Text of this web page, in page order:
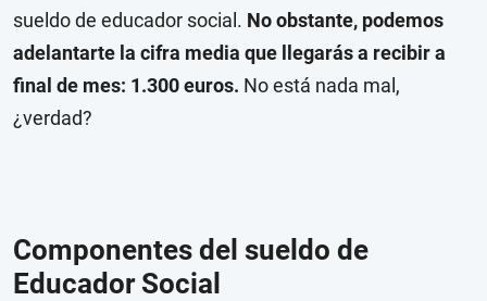
sueldo de educador social. No obstante, podemos
adelantarte la cifra media que llegarás a recibir a
final de mes: 1.300 euros. No está nada mal,
¿verdad?
Componentes del sueldo de
Educador Social